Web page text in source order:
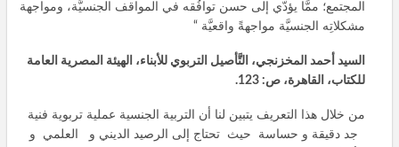
المجتمع؛ ممَّا يؤدّي إلى حسن توافُقه في المواقف الجنسيَّة، ومواجهة
مشكلاتِه الجنسيَّة مواجهةً واقعيَّة “
السيد أحمد المخزنجي، التَّأصيل التربوي للأبناء، الهيئة المصرية العامة
للكتاب، القاهرة، ص:
123
.
من خلال هذا التعريف يتبين لنا أن التربية الجنسية عملية تربوية فنية
جد دقيقة و حساسة حيث تحتاج إلى الرصيد الديني و العلمي و